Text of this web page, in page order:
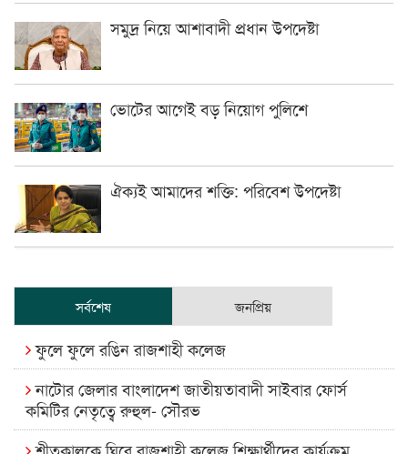
সমুদ্র নিয়ে আশাবাদী প্রধান উপদেষ্টা
ভোটের আগেই বড় নিয়োগ পুলিশে
ঐক্যই আমাদের শক্তি: পরিবেশ উপদেষ্টা
সর্বশেষ জনপ্রিয়
ফুলে ফুলে রঙিন রাজশাহী কলেজ
নাটোর জেলার বাংলাদেশ জাতীয়তাবাদী সাইবার ফোর্স
কমিটির নেতৃত্বে রুহুল- সৌরভ